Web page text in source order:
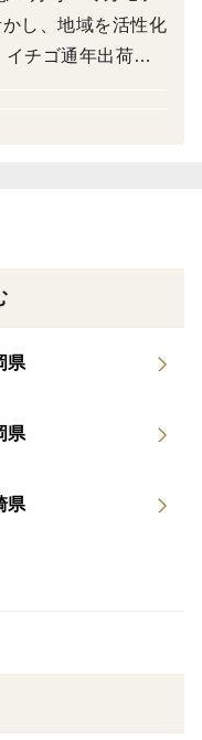
届きます。
側面に記載の品種名
にも配慮して栽培し
し、地域を活性化
イチゴ通年出荷
県
県
県